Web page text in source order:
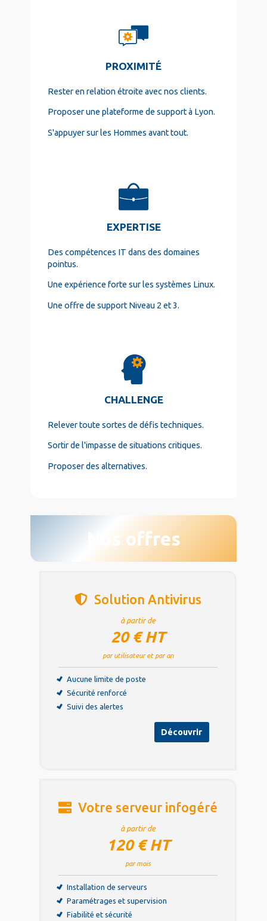
PROXIMITÉ
Rester en relation étroite avec nos clients.
Proposer une plateforme de support à Lyon.
S'appuyer sur les Hommes avant tout.
EXPERTISE
Des compétences IT dans des domaines
pointus.
Une expérience forte sur les systèmes Linux.
Une offre de support Niveau 2 et 3.
CHALLENGE
Relever toute sortes de défis techniques.
Sortir de l'impasse de situations critiques.
Proposer des alternatives.
Nos offres
Solution Antivirus
à partir de
20 € HT
par utilisateur et par an
Aucune limite de poste
Sécurité renforcé
Suivi des alertes
Découvrir
Votre serveur infogéré
à partir de
120 € HT
par mois
Installation de serveurs
Paramétrages et supervision
Fiabilité et sécurité